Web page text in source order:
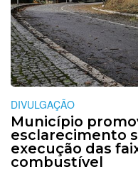
DIVULGAÇÃO
Município
esclarecimento
execução das
combustível